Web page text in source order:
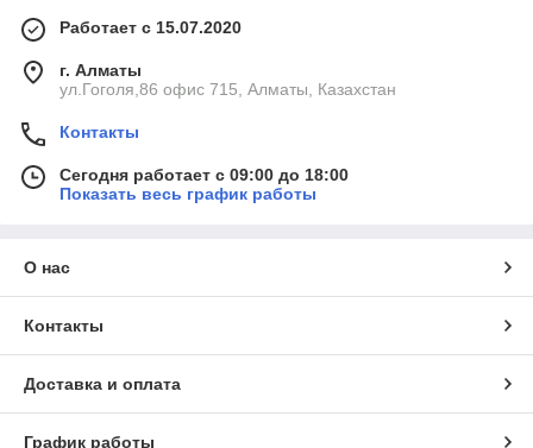
Работает с 15.07.2020
г. Алматы
ул.Гоголя,86 офис 715, Алматы, Казахстан
Контакты
Сегодня работает с 09:00 до 18:00
Показать весь график работы
О нас
Контакты
Доставка и оплата
График работы